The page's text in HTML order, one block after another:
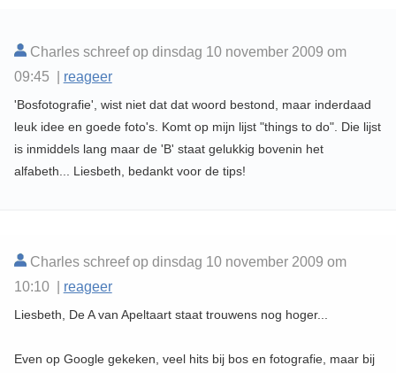
Charles schreef op dinsdag 10 november 2009 om
09:45 | reageer
'Bosfotografie', wist niet dat dat woord bestond, maar inderdaad
leuk idee en goede foto's. Komt op mijn lijst "things to do". Die lijst
is inmiddels lang maar de 'B' staat gelukkig bovenin het
alfabeth... Liesbeth, bedankt voor de tips!
Charles schreef op dinsdag 10 november 2009 om
10:10 | reageer
Liesbeth, De A van Apeltaart staat trouwens nog hoger...
Even op Google gekeken, veel hits bij bos en fotografie, maar bij